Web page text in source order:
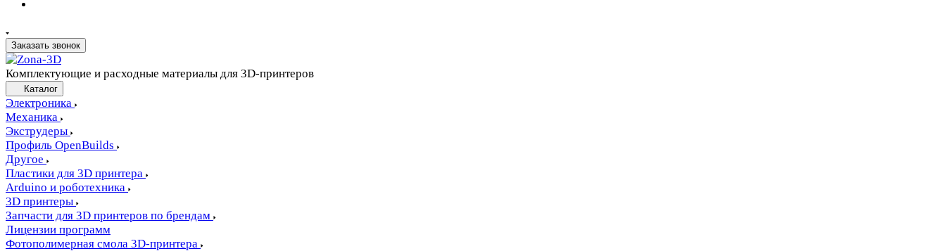
Заказать звонок
Комплектующие и расходные материалы для 3D-принтеров
Каталог
Электроника
Механика
Экструдеры
Профиль OpenBuilds
Другое
Пластики для 3D принтера
Arduino и роботехника
3D принтеры
Запчасти для 3D принтеров по брендам
Лицензии программ
Фотополимерная смола 3D-принтера